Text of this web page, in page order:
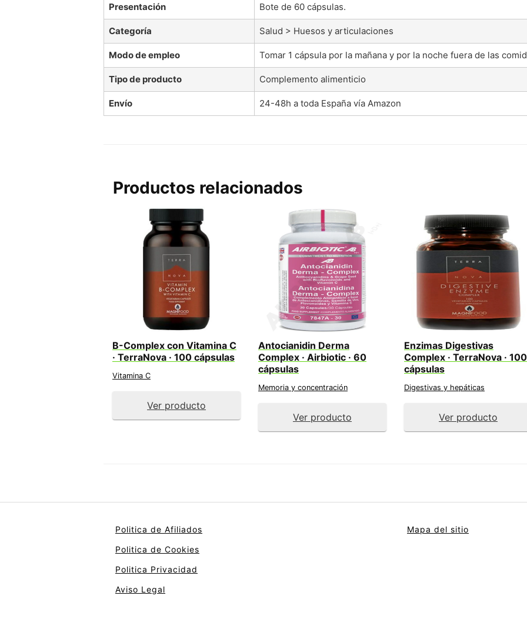
Presentación Bote de 60 cápsulas.
Categoría Salud > Huesos y articulaciones
Modo de empleo Tomar 1 cápsula por la mañana y por la noche fuera de las
Tipo de producto Complemento alimenticio
Envío 24-48h a toda España vía Amazon
Productos relacionados
B-Complex con Vitamina C
· TerraNova · 100 cápsulas
Vitamina C
Ver producto
Antocianidin Derma
Complex · Airbiotic · 60
cápsulas
Memoria y concentración
Ver producto
Enzimas Digestivas
Complex · TerraNova · 100
cápsulas
Digestivas y hepáticas
Ver producto
Politica de Afiliados
Politica de Cookies
Politica Privacidad
Aviso Legal
Mapa del sitio